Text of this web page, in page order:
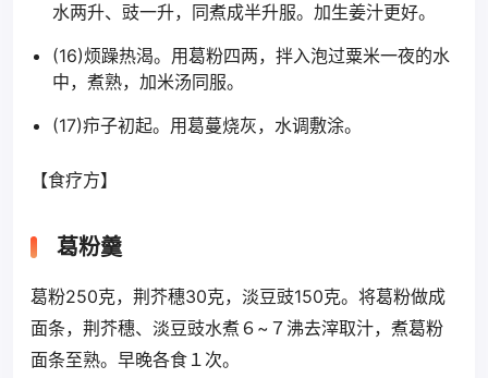
水两升、豉一升，同煮成半升服。加生姜汁更好。
(16)烦躁热渴。用葛粉四两，拌入泡过粟米一夜的水
中，煮熟，加米汤同服。
(17)疖子初起。用葛蔓烧灰，水调敷涂。
【食疗方】
葛粉羹
葛粉250克，荆芥穗30克，淡豆豉150克。将葛粉做成
面条，荆芥穗、淡豆豉水煮６~７沸去滓取汁，煮葛粉
面条至熟。早晚各食１次。